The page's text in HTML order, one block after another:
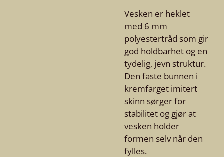
Vesken er heklet
med 6 mm
polyestertråd som gir
god holdbarhet og en
tydelig, jevn struktur.
Den faste bunnen i
kremfarget imitert
skinn sørger for
stabilitet og gjør at
vesken holder
formen selv når den
fylles.